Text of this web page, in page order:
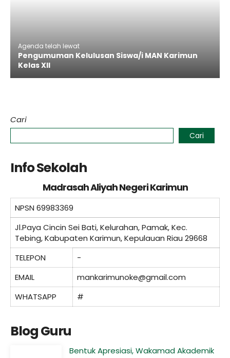
Agenda telah lewat
Pengumuman Kelulusan Siswa/i MAN Karimun
Kelas XII
Cari
Cari
Info Sekolah
Madrasah Aliyah Negeri Karimun
NPSN 69983369
Jl.Paya Cincin Sei Bati, Kelurahan, Pamak, Kec.
Tebing, Kabupaten Karimun, Kepulauan Riau 29668
TELEPON
-
EMAIL
mankarimunoke@gmail.com
WHATSAPP
#
Blog Guru
Bentuk Apresiasi, Wakamad Akademik